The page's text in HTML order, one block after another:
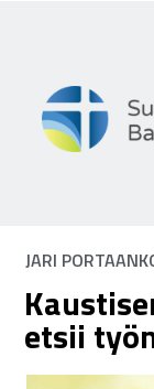
JARI
etsii